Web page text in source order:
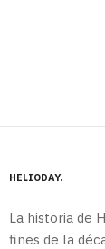
HELIODAY
La historia de
fines de la